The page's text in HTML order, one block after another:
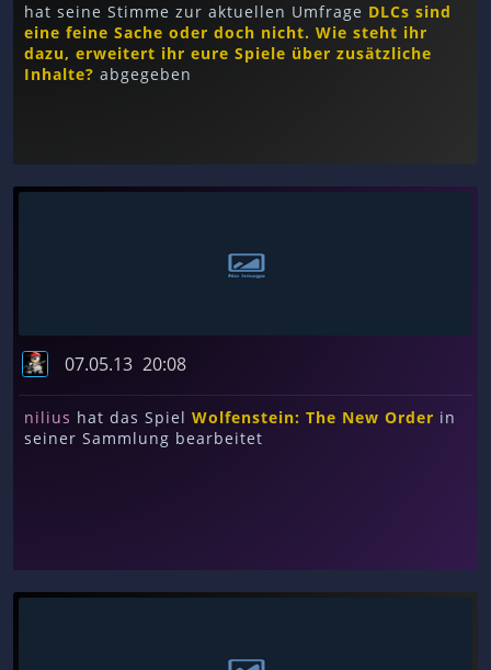
hat seine Stimme zur aktuellen Umfrage DLCs sind
eine feine Sache oder doch nicht. Wie steht ihr
dazu, erweitert ihr eure Spiele über zusätzliche
Inhalte? abgegeben
07.05.13 20:08
nilius hat das Spiel Wolfenstein: The New Order in
seiner Sammlung bearbeitet